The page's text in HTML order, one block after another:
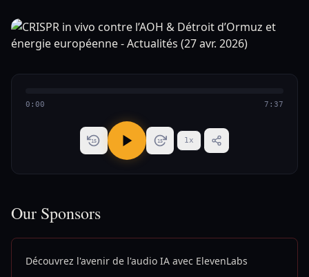
0:00 7:37
15 15 1x
Our Sponsors
Découvrez l'avenir de l'audio IA avec ElevenLabs